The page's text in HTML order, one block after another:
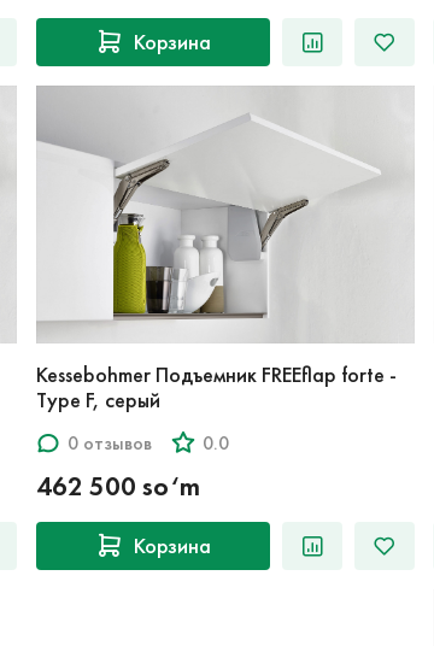
Корзина
Kessebohmer Подъемник FREEflap forte -
Type F, серый
0 отзывов 0.0
462 500 so‘m
Корзина